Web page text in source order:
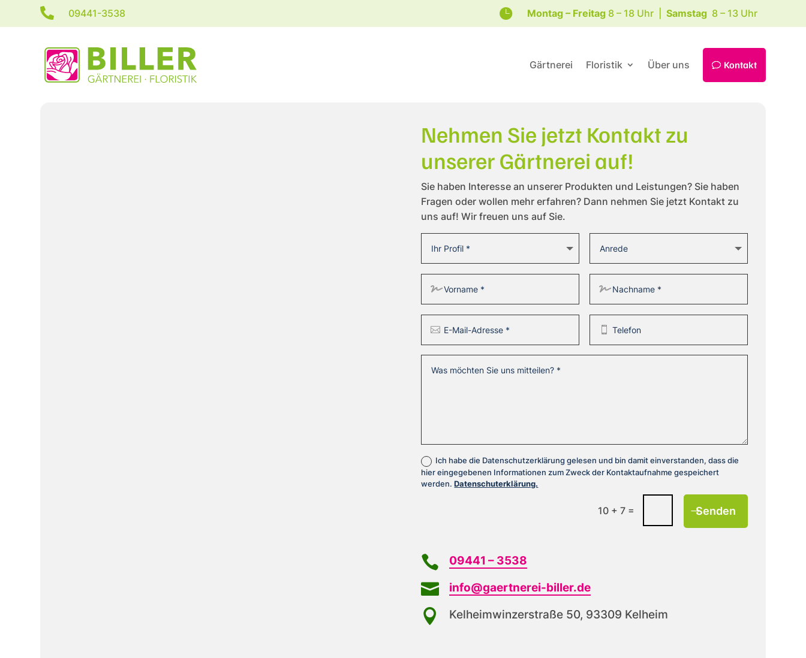
 09441-3538  Montag – Freitag8 – 18 Uhr | Samstag8 – 13 Uhr
Gärtnerei Floristik Über uns Kontakt
Nehmen Sie jetzt Kontakt zu
unserer Gärtnerei auf!
Sie haben Interesse an unserer Produkten und Leistungen? Sie haben
Fragen oder wollen mehr erfahren? Dann nehmen Sie jetzt Kontakt zu
uns auf! Wir freuen uns auf Sie.
Ich habe die Datenschutzerklärung gelesen und bin damit einverstanden, dass die
hier eingegebenen Informationen zum Zweck der Kontaktaufnahme gespeichert
werden.Datenschuterklärung.
10 + 7= Senden
 09441 – 3538
 info@gaertnerei-biller.de
 Kelheimwinzerstraße 50, 93309 Kelheim